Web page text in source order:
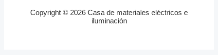
Copyright © 2026 Casa de materiales eléctricos e
iluminación